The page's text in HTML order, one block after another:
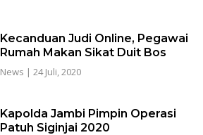
Kecanduan Judi Online, Pegawai
Rumah Makan Sikat Duit Bos
News | 24 Juli, 2020
Kapolda Jambi Pimpin Operasi
Patuh Siginjai 2020